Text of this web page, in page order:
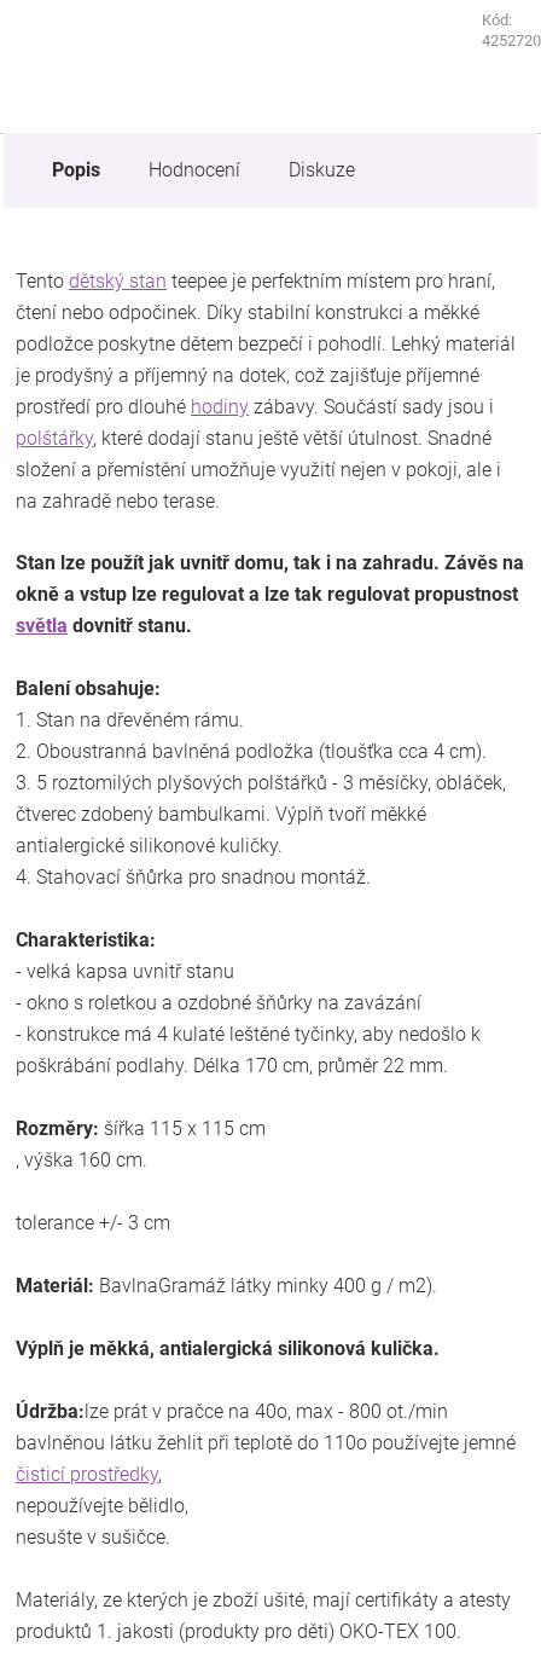
Kód:
Kód:
Popis Hodnocení Diskuze
Tento dětský stan teepee je perfektním místem pro hraní,
čtení nebo odpočinek. Díky stabilní konstrukci a měkké
podložce poskytne dětem bezpečí i pohodlí. Lehký materiál
je prodyšný a příjemný na dotek, což zajišťuje příjemné
prostředí pro dlouhé hodiny zábavy. Součástí sady jsou i
polštářky, které dodají stanu ještě větší útulnost. Snadné
složení a přemístění umožňuje využití nejen v pokoji, ale i
na zahradě nebo terase.
Stan lze použít jak uvnitř domu, tak i na zahradu. Závěs na
okně a vstup lze regulovat a lze tak regulovat propustnost
světla dovnitř stanu.
Balení obsahuje:
1. Stan na dřevěném rámu.
2. Oboustranná bavlněná podložka (tloušťka cca 4 cm).
3. 5 roztomilých plyšových polštářků - 3 měsíčky, obláček,
čtverec zdobený bambulkami. Výplň tvoří měkké
antialergické silikonové kuličky.
4. Stahovací šňůrka pro snadnou montáž.
Charakteristika:
- velká kapsa uvnitř stanu
- okno s roletkou a ozdobné šňůrky na zavázání
- konstrukce má 4 kulaté leštěné tyčinky, aby nedošlo k
poškrábání podlahy. Délka 170 cm, průměr 22 mm.
Rozměry: šířka 115 x 115 cm
, výška 160 cm.
tolerance +/- 3 cm
Materiál: BavlnaGramáž látky minky 400 g / m2).
Výplň je měkká, antialergická silikonová kulička.
Údržba:lze prát v pračce na 40o, max - 800 ot./min
bavlněnou látku žehlit při teplotě do 110o používejte jemné
čisticí prostředky,
nepoužívejte bělidlo,
nesušte v sušičce.
Materiály, ze kterých je zboží ušité, mají certifikáty a atesty
produktů 1. jakosti (produkty pro děti) OKO-TEX 100.